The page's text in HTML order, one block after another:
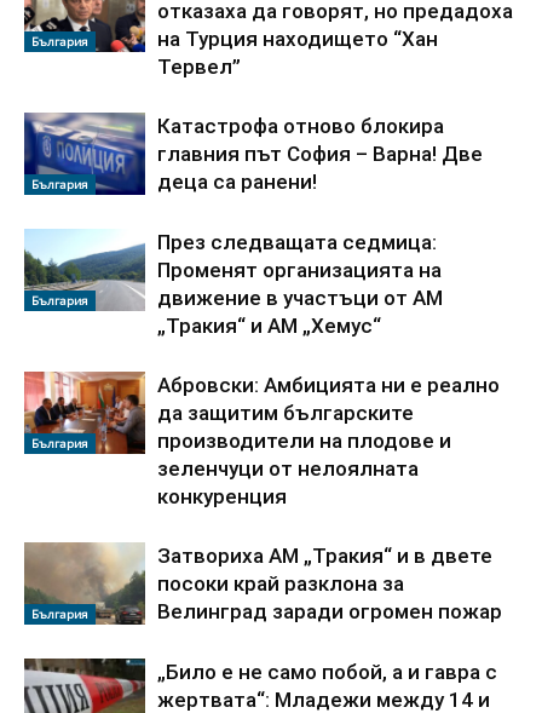
България
отказаха да говорят, но предадоха
на Турция находището “Хан
Тервел”
България
Катастрофа отново блокира
главния път София – Варна! Две
деца са ранени!
България
През следващата седмица:
Променят организацията на
движение в участъци от АМ
„Тракия“ и АМ „Хемус“
България
Абровски: Амбицията ни е реално
да защитим българските
производители на плодове и
зеленчуци от нелоялната
конкуренция
България
Затвориха АМ „Тракия“ и в двете
посоки край разклона за
Велинград заради огромен пожар
„Било е не само побой, а и гавра с
жертвата“: Младежи между 14 и